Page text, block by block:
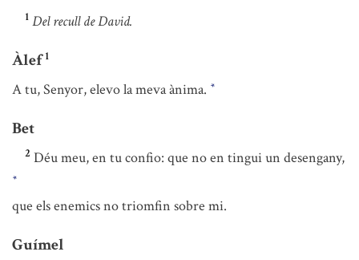
1 Del recull de David.
Àlef 1
A tu, Senyor, elevo la meva ànima. *
Bet
2 Déu meu, en tu confio: que no en tingui un desengany,
*
que els enemics no triomfin sobre mi.
Guímel